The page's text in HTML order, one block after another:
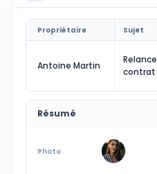
Propriétaire Sujet
Antoine Martin
Relance
contrat
Résumé
Photo